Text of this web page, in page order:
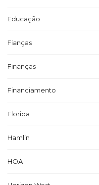
Educação
Fianças
Finanças
Financiamento
Florida
Hamlin
HOA